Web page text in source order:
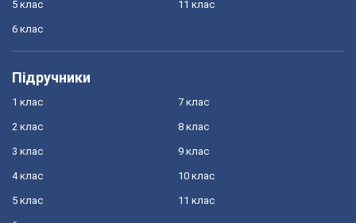
5 клас
6 клас
11 клас
Підручники
1 клас
2 клас
3 клас
4 клас
5 клас
7 клас
8 клас
9 клас
10 клас
11 клас